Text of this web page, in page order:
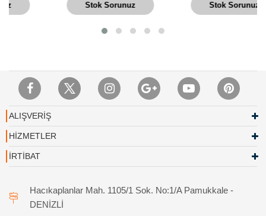
Stok Sorunuz Stok Sorunuz
ALIŞVERİŞ
HİZMETLER
İRTİBAT
Hacıkaplanlar Mah. 1105/1 Sok. No:1/A Pamukkale -
DENİZLİ